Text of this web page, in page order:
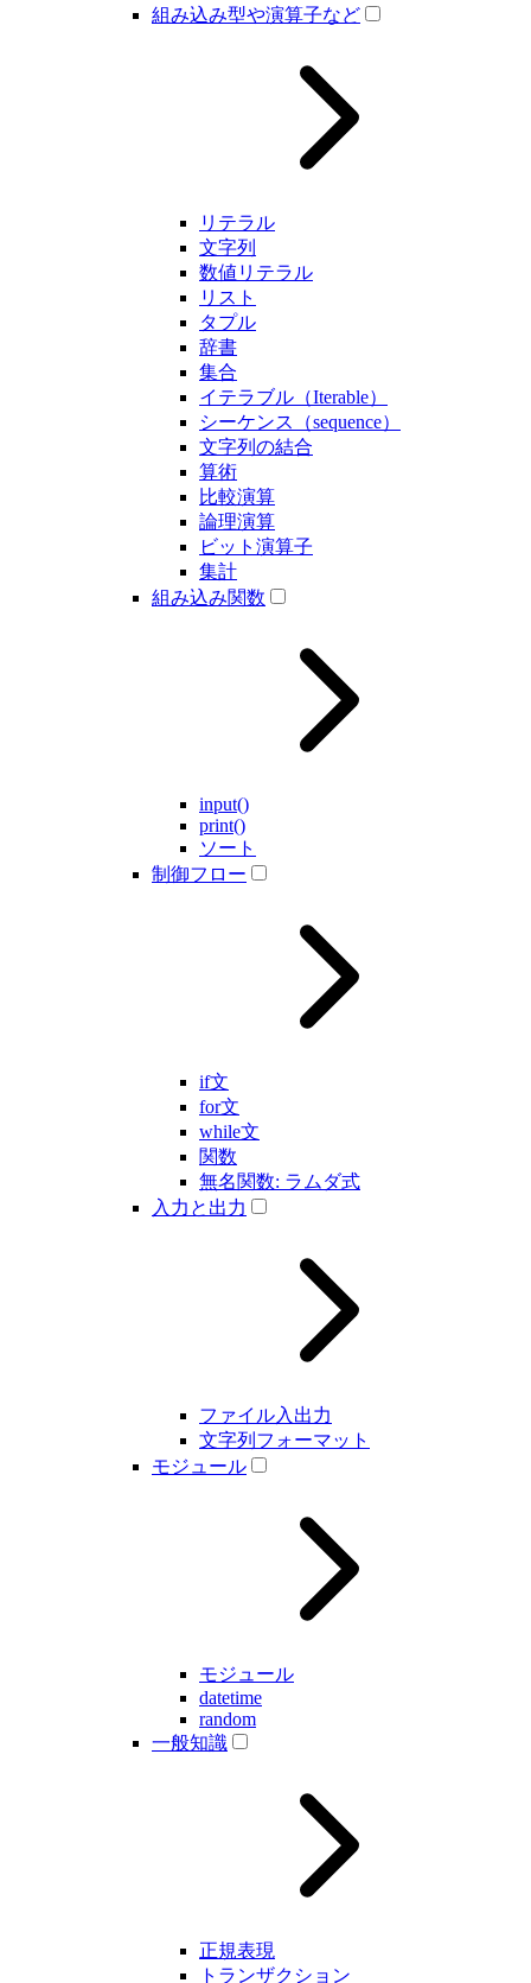
組み込み型や演算子など
リテラル
文字列
数値リテラル
リスト
タプル
辞書
集合
イテラブル（Iterable）
シーケンス（sequence）
文字列の結合
算術
比較演算
論理演算
ビット演算子
集計
組み込み関数
input()
print()
ソート
制御フロー
if文
for文
while文
関数
無名関数: ラムダ式
入力と出力
ファイル入出力
文字列フォーマット
モジュール
モジュール
datetime
random
一般知識
正規表現
トランザクション